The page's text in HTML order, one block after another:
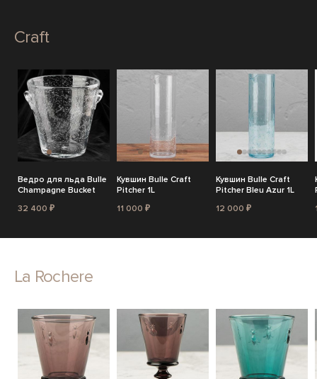
Craft
Ведро для льда Bulle
Champagne Bucket
32 400 ₽
Кувшин Bulle Craft
Pitcher 1L
11 000 ₽
Кувшин Bulle Craft
Pitcher Bleu Azur 1L
12 000 ₽
La Rochere